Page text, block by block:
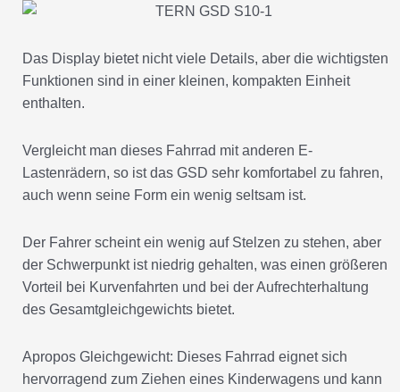
Das Display bietet nicht viele Details, aber die wichtigsten
Funktionen sind in einer kleinen, kompakten Einheit
enthalten.
Vergleicht man dieses Fahrrad mit anderen E-
Lastenrädern, so ist das GSD sehr komfortabel zu fahren,
auch wenn seine Form ein wenig seltsam ist.
Der Fahrer scheint ein wenig auf Stelzen zu stehen, aber
der Schwerpunkt ist niedrig gehalten, was einen größeren
Vorteil bei Kurvenfahrten und bei der Aufrechterhaltung
des Gesamtgleichgewichts bietet.
Apropos Gleichgewicht: Dieses Fahrrad eignet sich
hervorragend zum Ziehen eines Kinderwagens und kann